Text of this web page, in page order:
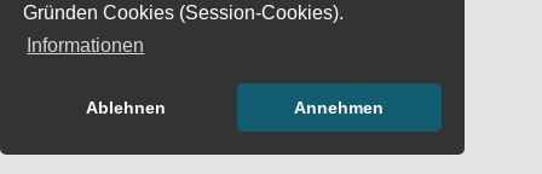
Gründen Cookies (Session-Cookies).
Informationen
Ablehnen Annehmen